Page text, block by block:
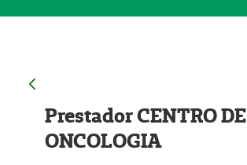
Prestador CENTRO DE
ONCOLOGIA